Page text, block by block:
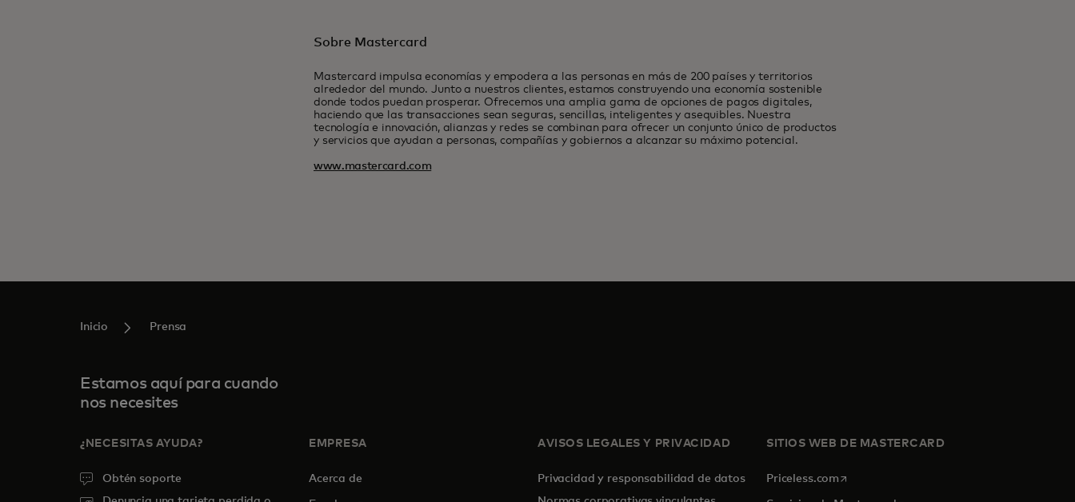
Sobre Mastercard
Mastercard impulsa economías y empodera a las personas en más de 200 países y territorios
alrededor del mundo. Junto a nuestros clientes, estamos construyendo una economía sostenible
donde todos puedan prosperar. Ofrecemos una amplia gama de opciones de pagos digitales,
haciendo que las transacciones sean seguras, sencillas, inteligentes y asequibles. Nuestra
tecnología e innovación, alianzas y redes se combinan para ofrecer un conjunto único de productos
y servicios que ayudan a personas, compañías y gobiernos a alcanzar su máximo potencial.
www.mastercard.com
Inicio Prensa
Estamos aquí para cuando
nos necesites
¿NECESITAS AYUDA?
Obtén soporte
EMPRESA
Acerca de
AVISOS LEGALES Y PRIVACIDAD
Privacidad y responsabilidad de datos
SITIOS WEB DE MASTERCARD
Priceless.com se abre en una pestaña nueva